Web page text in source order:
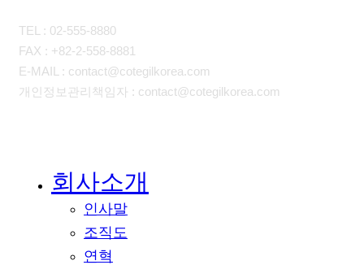
TEL : 02-555-8880
FAX : +82-2-558-8881
E-MAIL : contact@cotegilkorea.com
개인정보관리책임자 : contact@cotegilkorea.com
회사소개
인사말
조직도
연혁